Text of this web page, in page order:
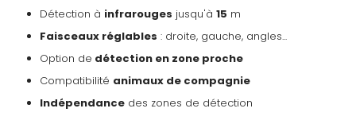
Détection à infrarouges jusqu'à 15 m
Faisceaux réglables : droite, gauche, angles...
Option de détection en zone proche
Compatibilité animaux de compagnie
Indépendance des zones de détection